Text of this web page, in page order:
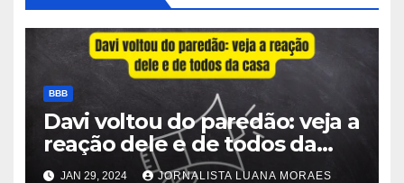
BBB
Davi voltou do paredão: veja a
reação dele e de todos da
casa
JAN 29, 2024 JORNALISTA LUANA MORAES